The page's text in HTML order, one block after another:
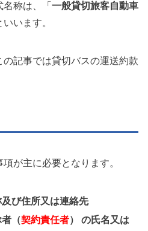
称は、「 一般貸切旅客自動車
いいます。
記事では貸切バスの運送約款
が主に必要となります。
び住所又は連絡先
者（契約責任者） の氏名又は